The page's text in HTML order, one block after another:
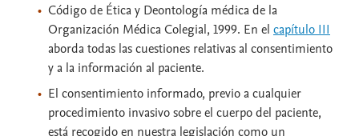
Código de Ética y Deontología médica de la
Organización Médica Colegial, 1999. En el capítulo III
aborda todas las cuestiones relativas al consentimiento
y a la información al paciente.
El consentimiento informado, previo a cualquier
procedimiento invasivo sobre el cuerpo del paciente,
está recogido en nuestra legislación como un